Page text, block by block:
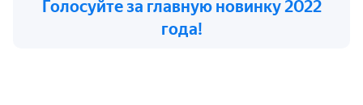
Голосуйте за главную новинку 2022
года!